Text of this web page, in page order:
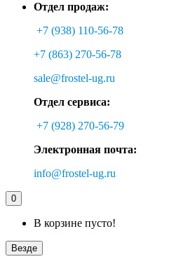
Отдел продаж:
+7 (938) 110-56-78
+7 (863) 270-56-78
sale@frostel-ug.ru
Отдел сервиса:
+7 (928) 270-56-79
Электронная почта:
info@frostel-ug.ru
0
В корзине пусто!
Везде